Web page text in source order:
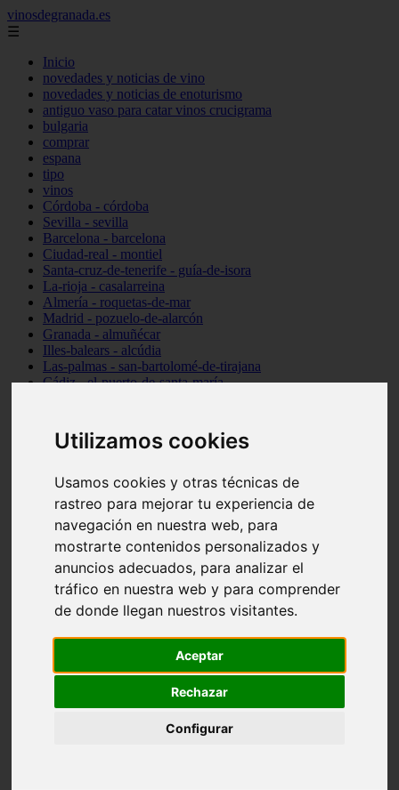
Utilizamos cookies
Usamos cookies y otras técnicas de
rastreo para mejorar tu experiencia de
navegación en nuestra web, para
mostrarte contenidos personalizados y
anuncios adecuados, para analizar el
tráfico en nuestra web y para comprender
de donde llegan nuestros visitantes.
Aceptar
Rechazar
Configurar
vinosdegranada.es
☰
Inicio
novedades y noticias de vino
novedades y noticias de enoturismo
antiguo vaso para catar vinos crucigrama
bulgaria
comprar
espana
tipo
vinos
Córdoba - córdoba
Sevilla - sevilla
Barcelona - barcelona
Ciudad-real - montiel
Santa-cruz-de-tenerife - guía-de-isora
La-rioja - casalarreina
Almería - roquetas-de-mar
Madrid - pozuelo-de-alarcón
Granada - almuñécar
Illes-balears - alcúdia
Las-palmas - san-bartolomé-de-tirajana
Cádiz - el-puerto-de-santa-maría
Santa-cruz-de-tenerife - los-llanos-de-aridane
Cantabria - suances
Granada - monachil
Huesca - isábena
Huesca - alquézar
Huesca - castejón-de-sos
Sevilla - marinaleda
Córdoba - almedinilla
Navarra - zangoza
Cantabria - arenas-de-iguña
Barcelona - la-pobla-de-lillet
Las-palmas - yaiza
Valladolid - fuensaldaña